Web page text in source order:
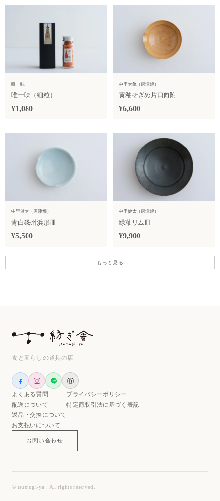
唯一味
唯一味（細粒）
¥1,080
中里太亀（唐津焼）
黄釉そぎめ片口向附
¥6,600
中里健太（唐津焼）
青白磁州浜形皿
¥5,500
中里健太（唐津焼）
緑釉リム皿
¥9,900
もっと見る
食と暮らしの道具の店
よくある質問
配送について
返品・交換について
お支払いについて
プライバシーポリシー
特定商取引法に基づく表記
お問い合わせ
© tsumugi-ya . All rights reserved.